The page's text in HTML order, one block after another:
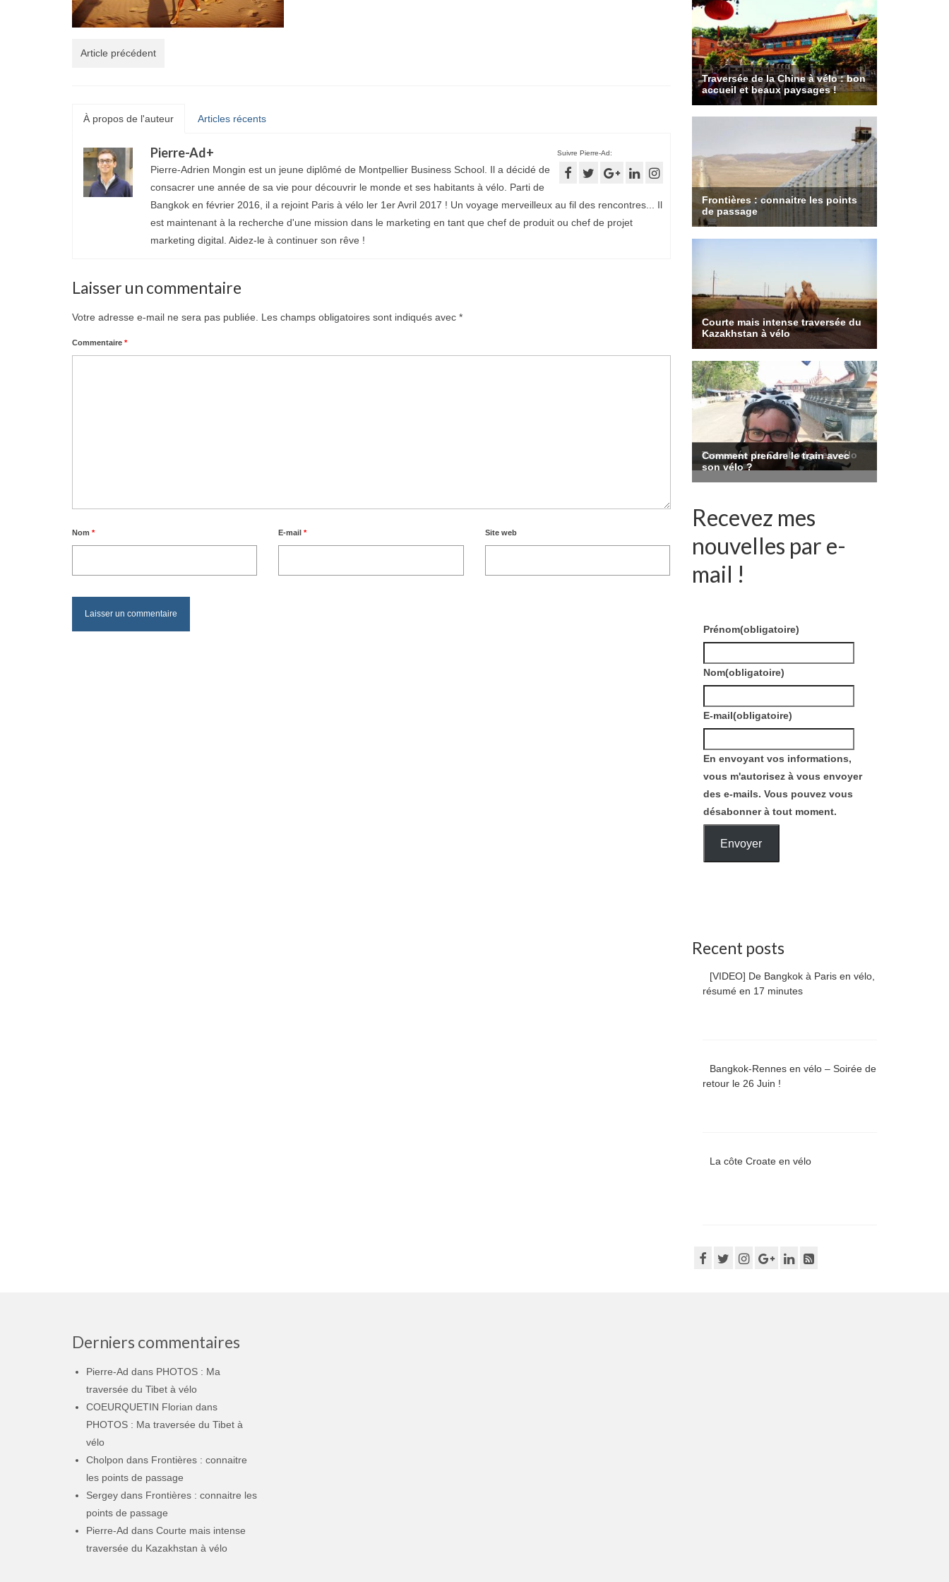
Article précédent
À propos de l'auteur Articles récents
Suivre Pierre-Ad:
Pierre-Ad+
Pierre-Adrien Mongin est un jeune diplômé de Montpellier Business School. Il a décidé de
consacrer une année de sa vie pour découvrir le monde et ses habitants à vélo. Parti de
Bangkok en février 2016, il a rejoint Paris à vélo ler 1er Avril 2017 ! Un voyage merveilleux au fil des rencontres... Il
est maintenant à la recherche d'une mission dans le marketing en tant que chef de produit ou chef de projet
marketing digital. Aidez-le à continuer son rêve !
Laisser un commentaire
Votre adresse e-mail ne sera pas publiée. Les champs obligatoires sont indiqués avec *
Commentaire *
Nom * E-mail* Site web
Recevez mes
nouvelles par e-
mail !
Prénom(obligatoire)
Nom(obligatoire)
E-mail(obligatoire)
En envoyant vos informations,
vous m'autorisez à vous envoyer
des e-mails. Vous pouvez vous
désabonner à tout moment.
Envoyer
Recent posts
[VIDEO] De Bangkok à Paris en vélo,
résumé en 17 minutes
Bangkok-Rennes en vélo – Soirée de
retour le 26 Juin !
La côte Croate en vélo
Derniers commentaires
Pierre-Ad dans PHOTOS : Ma
traversée du Tibet à vélo
COEURQUETIN Florian dans
PHOTOS : Ma traversée du Tibet à
vélo
Cholpon dans Frontières : connaitre
les points de passage
Sergey dans Frontières : connaitre les
points de passage
Pierre-Ad dans Courte mais intense
traversée du Kazakhstan à vélo